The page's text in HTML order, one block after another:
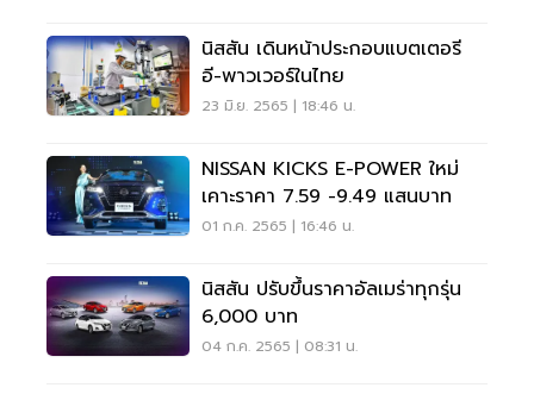
นิสสัน เดินหน้าประกอบแบตเตอรี
อี-พาวเวอร์ในไทย
23 มิ.ย. 2565 | 18:46 น.
NISSAN KICKS E-POWER ใหม่
เคาะราคา 7.59 -9.49 แสนบาท
01 ก.ค. 2565 | 16:46 น.
นิสสัน ปรับขึ้นราคาอัลเมร่าทุกรุ่น
6,000 บาท
04 ก.ค. 2565 | 08:31 น.